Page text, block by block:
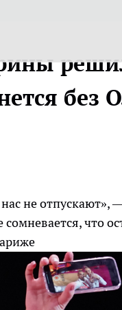
нас не
что